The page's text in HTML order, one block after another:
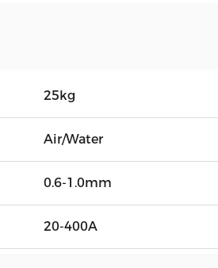
25kg
Air/Water
0.6-1.0mm
20-400A